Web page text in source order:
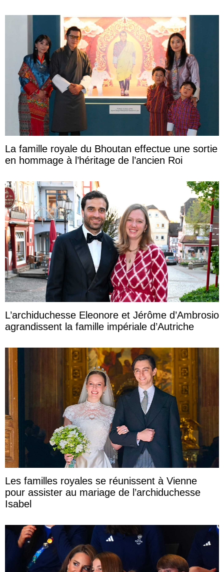
La famille royale du Bhoutan effectue une sortie
en hommage à l’héritage de l’ancien Roi
L’archiduchesse Eleonore et Jérôme d’Ambrosio
agrandissent la famille impériale d’Autriche
Les familles royales se réunissent à Vienne
pour assister au mariage de l’archiduchesse
Isabel